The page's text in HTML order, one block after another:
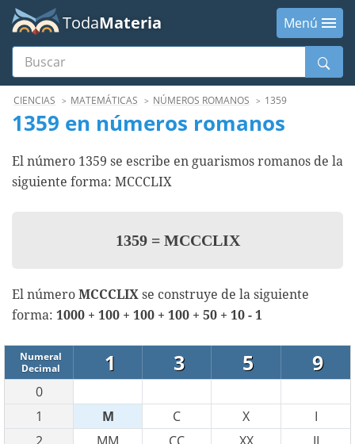
TodaMateria
Menú
Buscar
MenúCIENCIAS MATEMÁTICAS NÚMEROS ROMANOS 1359
1359 en números romanos
El número 1359 se escribe en guarismos romanos de la
siguiente forma: MCCCLIX
1359 =MCCCLIX
El número MCCCLIX se construye de la siguiente
forma: 1000 + 100 + 100 + 100 + 50 + 10 - 1
Numeral
Decimal
1 3 5 9
0
1
M C X
I